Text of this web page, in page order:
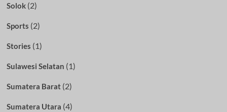
Solok(2)
Sports (2)
Stories (1)
Sulawesi Selatan (1)
Sumatera Barat(2)
Sumatera Utara (4)